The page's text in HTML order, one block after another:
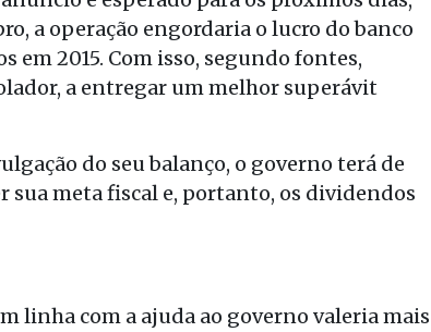
a operação engordaria o lucro do banco
em 2015. Com isso, segundo fontes,
a entregar um melhor superávit
do seu balanço, o governo terá de
sua meta fiscal e, portanto, os dividendos
linha com a ajuda ao governo valeria mais